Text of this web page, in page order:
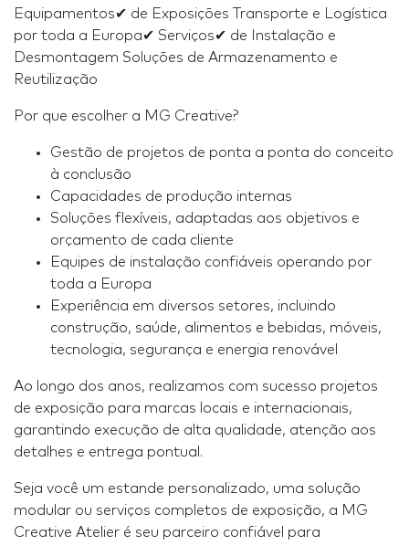
Equipamentos✔ de Exposições Transporte e Logística
por toda a Europa✔ Serviços✔ de Instalação e
Desmontagem Soluções de Armazenamento e
Reutilização
Por que escolher a MG Creative?
Gestão de projetos de ponta a ponta do conceito
à conclusão
Capacidades de produção internas
Soluções flexíveis, adaptadas aos objetivos e
orçamento de cada cliente
Equipes de instalação confiáveis operando por
toda a Europa
Experiência em diversos setores, incluindo
construção, saúde, alimentos e bebidas, móveis,
tecnologia, segurança e energia renovável
Ao longo dos anos, realizamos com sucesso projetos
de exposição para marcas locais e internacionais,
garantindo execução de alta qualidade, atenção aos
detalhes e entrega pontual.
Seja você um estande personalizado, uma solução
modular ou serviços completos de exposição, a MG
Creative Atelier é seu parceiro confiável para